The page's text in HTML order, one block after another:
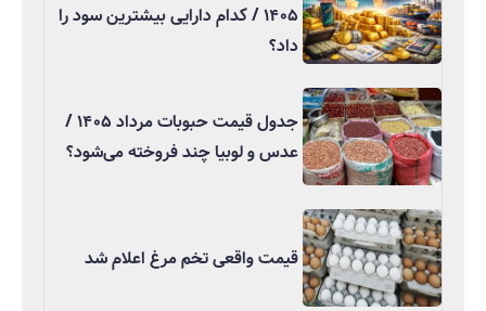
۱۴۰۵ / کدام دارایی بیشترین سود را
داد؟
جدول قیمت حبوبات مرداد ۱۴۰۵ /
عدس و لوبیا چند فروخته می‌شود؟
قیمت واقعی تخم مرغ اعلام شد